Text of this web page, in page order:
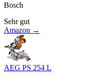
Bosch
Sehr gut
Amazon →
AEG PS 254 L